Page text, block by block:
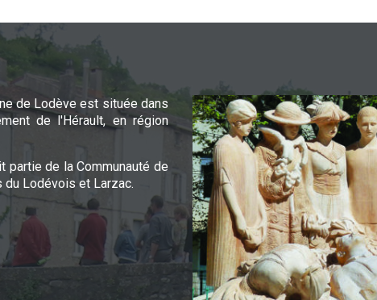
de Lodève est située dans
de l'Hérault, en région
partie de la Communauté de
du Lodévois et Larzac.